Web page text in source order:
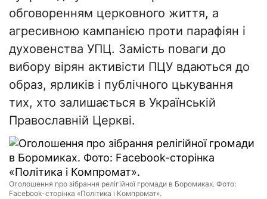
обговоренням церковного життя, а
агресивною кампанією проти парафіян і
духовенства УПЦ. Замість поваги до
вибору вірян активісти ПЦУ вдаються до
образ, ярликів і публічного цькування
тих, хто залишається в Українській
Православній Церкві.
Оголошення про зібрання релігійної громади в Боромиках. Фото:
Facebook-сторінка «Політика і Компромат».